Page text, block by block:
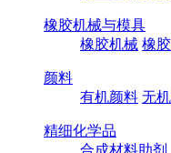
橡胶机械与模具
橡胶机械 橡
颜料
有机颜料 无
精细化学品
合成材料助剂